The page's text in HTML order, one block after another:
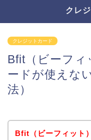
クレ
クレジットカード
Bfit（ビーフ
ードが使えな
法）
Bfit（ビーフィット